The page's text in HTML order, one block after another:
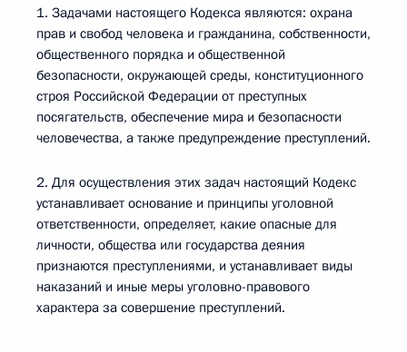
1. Задачами настоящего Кодекса являются: охрана
прав и свобод человека и гражданина, собственности,
общественного порядка и общественной
безопасности, окружающей среды, конституционного
строя Российской Федерации от преступных
посягательств, обеспечение мира и безопасности
человечества, а также предупреждение преступлений.
2. Для осуществления этих задач настоящий Кодекс
устанавливает основание и принципы уголовной
ответственности, определяет, какие опасные для
личности, общества или государства деяния
признаются преступлениями, и устанавливает виды
наказаний и иные меры уголовно-правового
характера за совершение преступлений.